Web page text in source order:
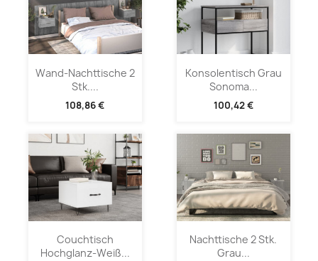
Wand-Nachttische 2
Stk....
108,86 €
Konsolentisch Grau
Sonoma...
100,42 €
Couchtisch
Hochglanz-Weiß...
Nachttische 2 Stk.
Grau...